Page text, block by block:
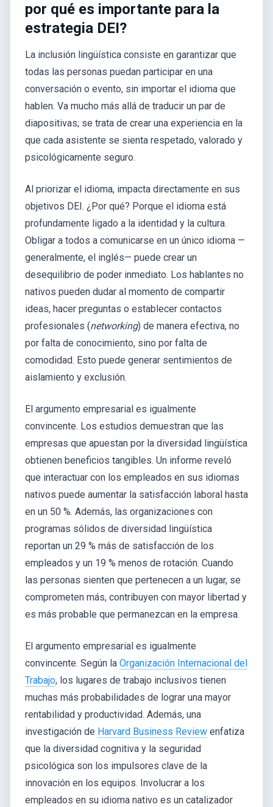
por qué es importante para la
estrategia DEI?
La inclusión lingüística consiste en garantizar que
todas las personas puedan participar en una
conversación o evento, sin importar el idioma que
hablen. Va mucho más allá de traducir un par de
diapositivas; se trata de crear una experiencia en la
que cada asistente se sienta respetado, valorado y
psicológicamente seguro.
Al priorizar el idioma, impacta directamente en sus
objetivos DEI. ¿Por qué? Porque el idioma está
profundamente ligado a la identidad y la cultura.
Obligar a todos a comunicarse en un único idioma —
generalmente, el inglés— puede crear un
desequilibrio de poder inmediato. Los hablantes no
nativos pueden dudar al momento de compartir
ideas, hacer preguntas o establecer contactos
profesionales (networking) de manera efectiva, no
por falta de conocimiento, sino por falta de
comodidad. Esto puede generar sentimientos de
aislamiento y exclusión.
El argumento empresarial es igualmente
convincente. Los estudios demuestran que las
empresas que apuestan por la diversidad lingüística
obtienen beneficios tangibles. Un informe reveló
que interactuar con los empleados en sus idiomas
nativos puede aumentar la satisfacción laboral hasta
en un 50 %. Además, las organizaciones con
programas sólidos de diversidad lingüística
reportan un 29 % más de satisfacción de los
empleados y un 19 % menos de rotación. Cuando
las personas sienten que pertenecen a un lugar, se
comprometen más, contribuyen con mayor libertad y
es más probable que permanezcan en la empresa.
El argumento empresarial es igualmente
convincente. Según la Organización Internacional del
Trabajo, los lugares de trabajo inclusivos tienen
muchas más probabilidades de lograr una mayor
rentabilidad y productividad. Además, una
investigación de Harvard Business Review enfatiza
que la diversidad cognitiva y la seguridad
psicológica son los impulsores clave de la
innovación en los equipos. Involucrar a los
empleados en su idioma nativo es un catalizador